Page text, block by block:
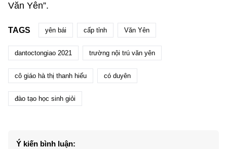
Văn Yên”.
TAGS yên bái cấp tỉnh Văn Yên
dantoctongiao 2021 trường nội trú văn yên
cô giáo hà thị thanh hiếu có duyên
đào tạo học sinh giỏi
Ý kiến bình luận: